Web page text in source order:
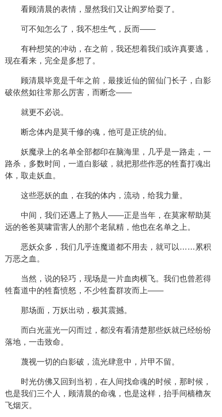
看顾清晨的表情，显然我们又让阎罗给耍了。
可不知怎么了，我不想生气，反而——
有种想笑的冲动，在之前，我还想着我们或许真要逃，
现在看来，完全是多想了。
顾清晨毕竟是千年之前，最接近仙的留仙门长子，白影
破依然如往常那么厉害，而断念——
就更不必说。
断念体内是莫千修的魂，他可是正统的仙。
妖魔录上的名单全部都印在脑海里，几乎是一路走，一
路杀，多数时间，一道白影破，就把那些作恶的牲畜打魂出
体，取走妖血。
这些恶妖的血，在我的体内，流动，给我力量。
中间，我们还遇上了熟人——正是当年，在莫家帮助莫
远的爸爸莫啸雷害人的那个老鼠精，他也在名单之上。
恶妖众多，我们几乎连魔道都不用去，就可以……累积
万恶之血。
当然，说的轻巧，现场是一片血肉横飞。我们也曾惹得
牲畜道中的牲畜愤怒，不少牲畜群攻而上——
那场面，万妖出动，极其震撼。
而白光蓝光一闪而过，都没有看清楚那些妖就已经纷纷
落地，一击致命。
蔑视一切的白影破，流光肆意中，片甲不留。
时光仿佛又回到当初，在人间找命魂的时候，那时候，
也是我们三个人，顾清晨的命魂，也是这样，抬手间樯橹灰
飞烟灭。